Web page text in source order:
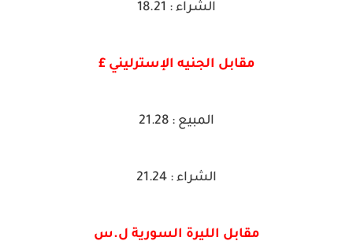
الشراء : 18.21
مقابل الجنيه الإسترليني £
المبيع : 21.28
الشراء : 21.24
مقابل الليرة السورية ل.س